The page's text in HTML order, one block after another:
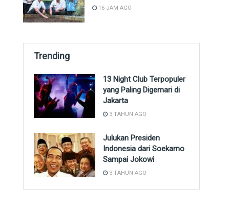
16 JAM AGO
Trending
13 Night Club Terpopuler
yang Paling Digemari di
Jakarta
3 TAHUN AGO
Julukan Presiden
Indonesia dari Soekarno
Sampai Jokowi
3 TAHUN AGO